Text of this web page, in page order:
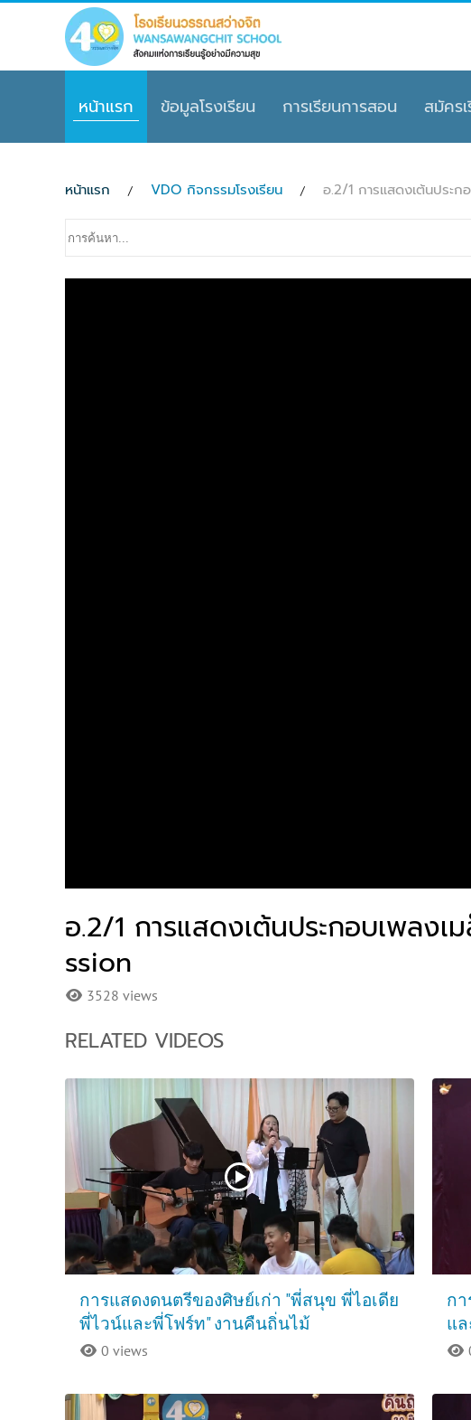
Skip to main content
หน้าแรก ข้อมูลโรงเรียน การเรียนการสอน สมัคร
หน้าแรก VDO กิจกรรมโรงเรียน อ.2/1 การแสดงเต้นประ
อ.2/1 การแสดงเต้นประกอบเพลง
ssion
3528 views
RELATED VIDEOS
การแสดงดนตรีของศิษย์เก่า "พี่สนุข พี่ไอเดีย
พี่ไวน์และพี่โฟร์ท" งานคืนถิ่นไม้
0 views
ก
แ